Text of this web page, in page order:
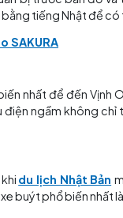
Vẻ đẹp hiện đại
Nhật Bản.
nên chuẩn bị